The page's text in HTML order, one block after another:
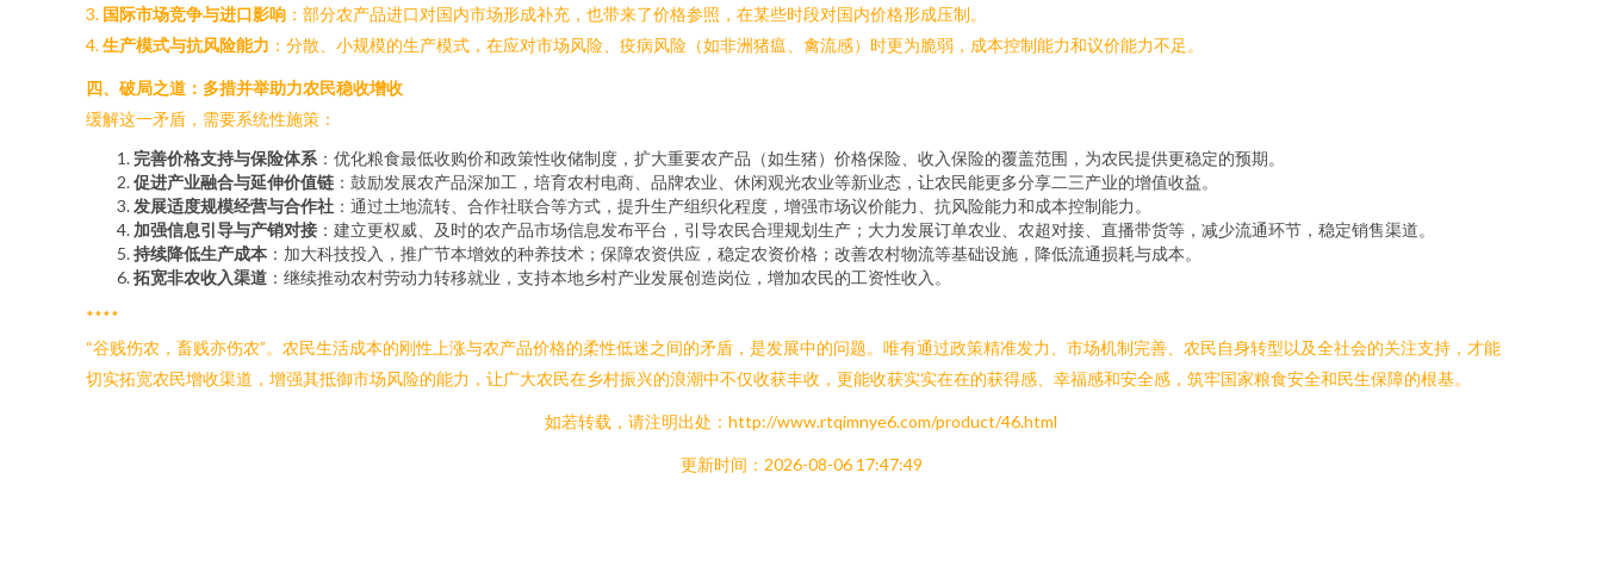
3. 国际市场竞争与进口影响 ：部分农产品进口对国内市场形成补充，也带来了价格参照，在某些时段对国内价格形成压制。
4.生产模式与抗风险能力 ：分散、小规模的生产模式，在应对市场风险、疫病风险（如非洲猪瘟、禽流感）时更为脆弱，成本控制能力和议价能力不足。
四、破局之道：多措并举助力农民稳收增收
缓解这一矛盾，需要系统性施策：
完善价格支持与保险体系 ：优化粮食最低收购价和政策性收储制度，扩大重要农产品（如生猪）价格保险、收入保险的覆盖范围，为农民提供更稳定的预期。
促进产业融合与延伸价值链 ：鼓励发展农产品深加工，培育农村电商、品牌农业、休闲观光农业等新业态，让农民能更多分享二三产业的增值收益。
发展适度规模经营与合作社 ：通过土地流转、合作社联合等方式，提升生产组织化程度，增强市场议价能力、抗风险能力和成本控制能力。
加强信息引导与产销对接 ：建立更权威、及时的农产品市场信息发布平台，引导农民合理规划生产；大力发展订单农业、农超对接、直播带货等，减少流通环节，稳定销售渠道。
持续降低生产成本 ：加大科技投入，推广节本增效的种养技术；保障农资供应，稳定农资价格；改善农村物流等基础设施，降低流通损耗与成本。
拓宽非农收入渠道 ：继续推动农村劳动力转移就业，支持本地乡村产业发展创造岗位，增加农民的工资性收入。
****
“谷贱伤农，畜贱亦伤农”。农民生活成本的刚性上涨与农产品价格的柔性低迷之间的矛盾，是发展中的问题。唯有通过政策精准发力、市场机制完善、农民自身转型以及全社会的关注支持，才能
切实拓宽农民增收渠道，增强其抵御市场风险的能力，让广大农民在乡村振兴的浪潮中不仅收获丰收，更能收获实实在在的获得感、幸福感和安全感，筑牢国家粮食安全和民生保障的根基。
如若转载，请注明出处：http://www.rtqimnye6.com/product/46.html
更新时间：2026-08-06 17:47:49